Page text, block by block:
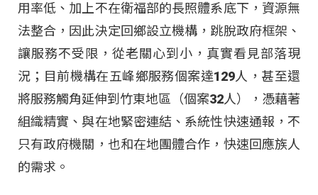
用率低、加上不在衛福部的長照體系底下，資源無
法整合，因此決定回鄉設立機構，跳脫政府框架、
讓服務不受限，從老關心到小，真實看見部落現
況；目前機構在五峰鄉服務個案達129人，甚至還
將服務觸角延伸到竹東地區（個案32人），憑藉著
組織精實、與在地緊密連結、系統性快速通報，不
只有政府機關，也和在地團體合作，快速回應族人
的需求。